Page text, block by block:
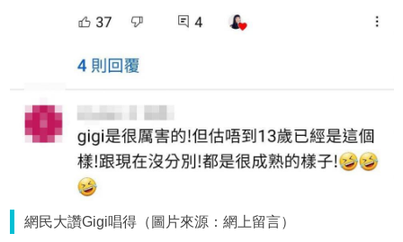
網民大讚Gigi唱得（圖片來源：網上留言）